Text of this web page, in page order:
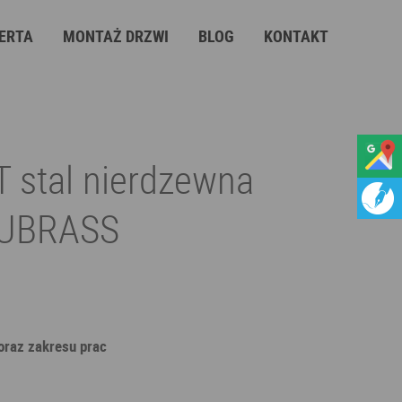
MONTAŻ DRZWI BLOG KONTAKT
stal nierdzewna
zakresu prac